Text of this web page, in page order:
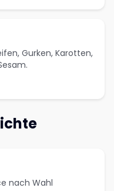
Gurken, Karotten,
nach Wahl